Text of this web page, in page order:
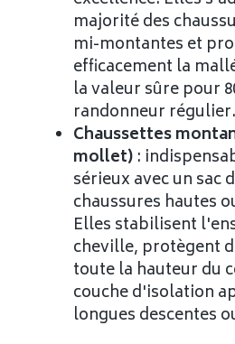
majorité des
mi-montantes et
efficacement la
la valeur sûre pour
randonneur régulier.
Chaussettes
mollet) :
sérieux avec un sac
chaussures hautes
Elles stabilisent
cheville, protègent
toute la hauteur du
couche d'isolation
longues descentes